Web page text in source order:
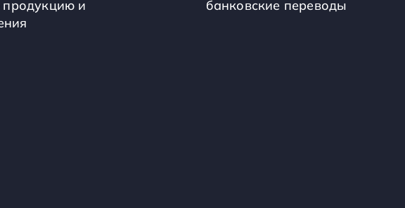
и
банковские переводы